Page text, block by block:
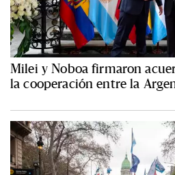
Milei y Noboa firmaron
la cooperación entre la